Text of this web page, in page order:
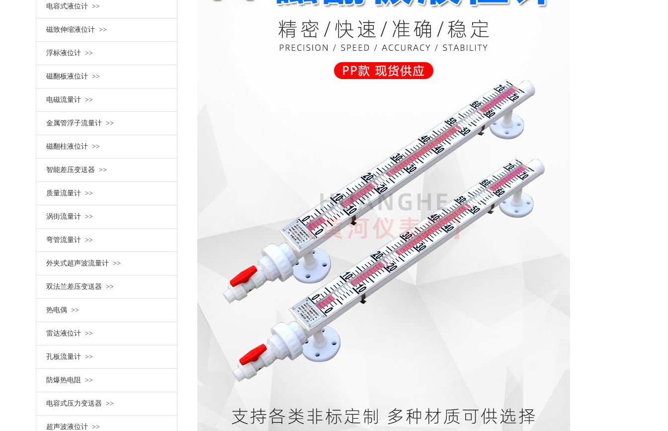
电容式液位计 >>
磁致伸缩液位计 >>
浮标液位计 >>
磁翻板液位计 >>
电磁流量计 >>
金属管浮子流量计 >>
磁翻柱液位计 >>
智能差压变送器 >>
质量流量计 >>
涡街流量计 >>
弯管流量计 >>
外夹式超声波流量计 >>
双法兰差压变送器 >>
热电偶 >>
雷达液位计 >>
孔板流量计 >>
防爆热电阻 >>
电容式压力变送器 >>
超声波液位计 >>